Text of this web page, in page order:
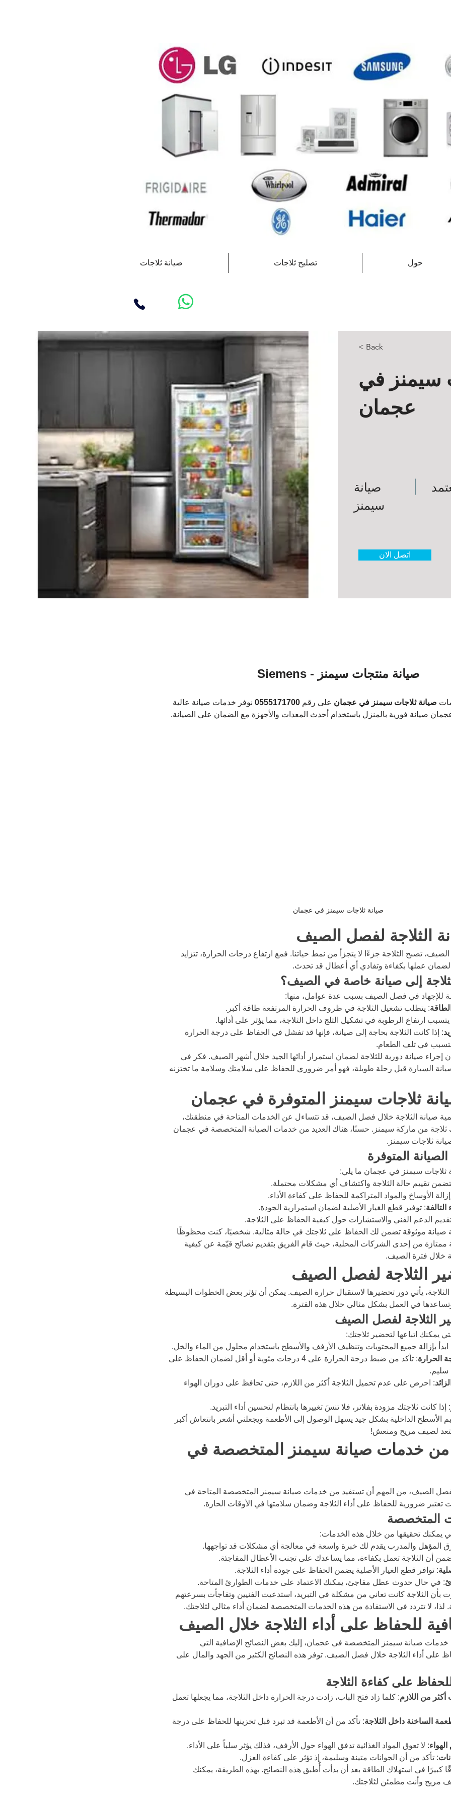
صيانة ثلاجات تصليح ثلاجات حول
< Back
سيمنز في
عجمان
صيانة
سيمنز
اتصل الان
صيانة منتجات سيمنز - Siemens
صيانة ثلاجات سيمنز في عجمان على رقم 0555171700 نوفر خدمات صيانة عالية
صيانة فورية بالمنزل باستخدام أحدث المعدات والأجهزة مع الضمان على الصيانة.
صيانة ثلاجات سيمنز في عجمان
الثلاجة لفصل الصيف
تصبح الثلاجة جزءًا لا يتجزأ من نمط حياتنا. فمع ارتفاع درجات الحرارة، تتزايد
لضمان عملها بكفاءة وتفادي أي أعطال قد تحدث.
إلى صيانة خاصة في الصيف؟
للإجهاد في فصل الصيف بسبب عدة عوامل، منها:
: يتطلب تشغيل الثلاجة في ظروف الحرارة المرتفعة طاقة أكبر.
ارتفاع الرطوبة في تشكيل الثلج داخل الثلاجة، مما يؤثر على أدائها.
: إذا كانت الثلاجة بحاجة إلى صيانة، فإنها قد تفشل في الحفاظ على درجة الحرارة
يتسبب في تلف الطعام.
إجراء صيانة دورية للثلاجة لضمان استمرار أدائها الجيد خلال أشهر الصيف. فكر في
السيارة قبل رحلة طويلة، فهو أمر ضروري للحفاظ على سلامتك وسلامة ما تختزنه
ثلاجات سيمنز المتوفرة في عجمان
صيانة الثلاجة خلال فصل الصيف، قد تتساءل عن الخدمات المتاحة في منطقتك،
ثلاجة من ماركة سيمنز. حسنًا، هناك العديد من خدمات الصيانة المتخصصة في عجمان
ثلاجات سيمنز.
المتوفرة
سيمنز في عجمان ما يلي:
تقييم حالة الثلاجة واكتشاف أي مشكلات محتملة.
الأوساخ والمواد المتراكمة للحفاظ على كفاءة الأداء.
التالفة: توفير قطع الغيار الأصلية لضمان استمرارية الجودة.
الدعم الفني والاستشارات حول كيفية الحفاظ على الثلاجة.
صيانة موثوقة تضمن لك الحفاظ على ثلاجتك في حالة مثالية. شخصيًا، كنت محظوظًا
من إحدى الشركات المحلية، حيث قام الفريق بتقديم نصائح قيّمة عن كيفية
خلال فترة الصيف.
الثلاجة لفصل الصيف
الثلاجة، يأتي دور تحضيرها لاستقبال حرارة الصيف. يمكن أن تؤثر بعض الخطوات البسيطة
في العمل بشكل مثالي خلال هذه الفترة.
الثلاجة لفصل الصيف
يمكنك اتباعها لتحضير ثلاجتك:
ابدأ بإزالة جميع المحتويات وتنظيف الأرفف والأسطح باستخدام محلول من الماء والخل.
الحرارة
: تأكد من ضبط درجة الحرارة على 4 درجات مئوية أو أقل لضمان الحفاظ على
سليم.
: احرص على عدم تحميل الثلاجة أكثر من اللازم، حتى تحافظ على دوران الهواء
: إذا كانت ثلاجتك مزودة بفلاتر، فلا تنسَ تغييرها بانتظام لتحسين أداء التبريد.
الأسطح الداخلية بشكل جيد يسهل الوصول إلى الأطعمة ويجعلني أشعر بانتعاش أكبر
لصيف مريح ومنعش!
من خدمات صيانة سيمنز المتخصصة في
لفصل الصيف، من المهم أن تستفيد من خدمات صيانة سيمنز المتخصصة المتاحة في
تعتبر ضرورية للحفاظ على أداء الثلاجة وضمان سلامتها في الأوقات الحارة.
المتخصصة
يمكنك تحقيقها من خلال هذه الخدمات:
المؤهل والمدرب يقدم لك خبرة واسعة في معالجة أي مشكلات قد تواجهها.
أن الثلاجة تعمل بكفاءة، مما يساعدك على تجنب الأعطال المفاجئة.
: توافر قطع الغيار الأصلية يضمن الحفاظ على جودة أداء الثلاجة.
: في حال حدوث عطل مفاجئ، يمكنك الاعتماد على خدمات الطوارئ المتاحة.
الثلاجة كانت تعاني من مشكلة في التبريد، استدعيت الفنيين وتفاجأت بسرعتهم
لا تتردد في الاستفادة من هذه الخدمات المتخصصة لضمان أداء مثالي لثلاجتك.
للحفاظ على أداء الثلاجة خلال الصيف
خدمات صيانة سيمنز المتخصصة في عجمان، إليك بعض النصائح الإضافية التي
أداء الثلاجة خلال فصل الصيف. توفر هذه النصائح الكثير من الجهد والمال على
على كفاءة الثلاجة
أكثر من اللازم: كلما زاد فتح الباب، زادت درجة الحرارة داخل الثلاجة، مما يجعلها تعمل
الساخنة داخل الثلاجة: تأكد من أن الأطعمة قد تبرد قبل تخزينها للحفاظ على درجة
: لا تعوق المواد الغذائية تدفق الهواء حول الأرفف، فذلك يؤثر سلباً على الأداء.
: تأكد من أن الجوانات متينة وسليمة، إذ تؤثر على كفاءة العزل.
في استهلاك الطاقة بعد أن بدأت أُطبق هذه النصائح. بهذه الطريقة، يمكنك
مريح وأنت مطمئن لثلاجتك.